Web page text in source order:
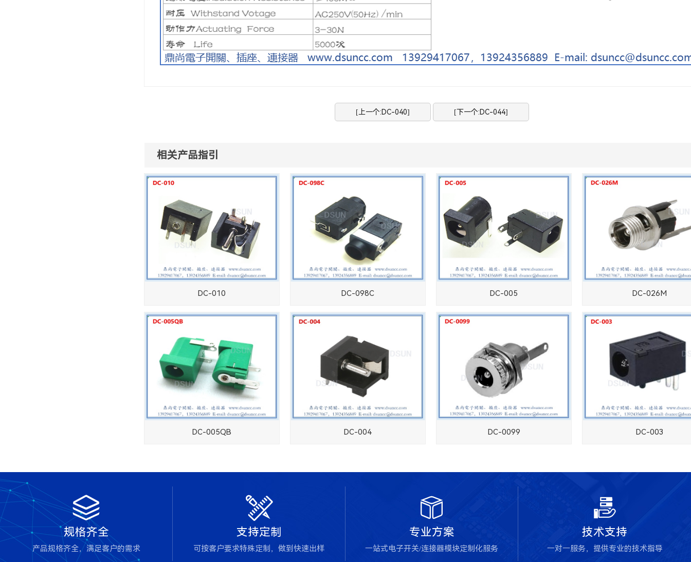
[上一个:DC-040] [下一个:DC-044]
相关产品指引
DC-010 DC-098C DC-005 DC-026M
DC-005QB DC-004 DC-0099 DC-003

规格齐全
产品规格齐全，满足客户的需求

支持定制
可按客户要求特殊定制，做到快速出样

专业方案
一站式电子开关/连接器模块定制化服务

技术支持
一对一服务，提供专业的技术指导